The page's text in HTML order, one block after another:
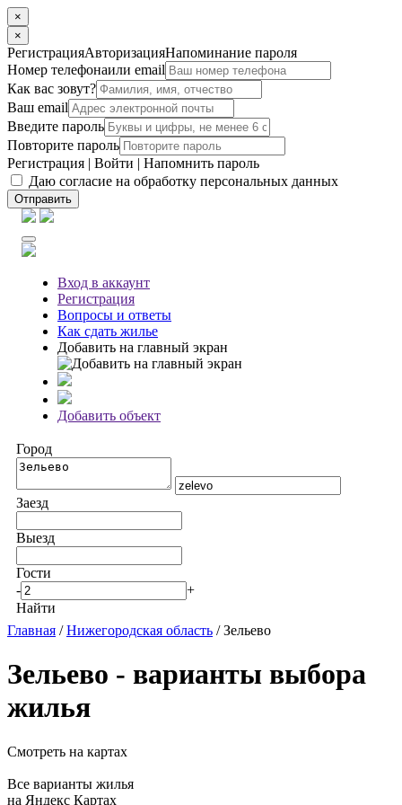
×
×
РегистрацияАвторизацияНапоминание пароля
Номер телефонаили email
Как вас зовут?
Ваш email
Введите пароль
Повторите пароль
Регистрация | Войти | Напомнить пароль
Даю согласие на обработку персональных данных
Отправить
Вход в аккаунт
Регистрация
Вопросы и ответы
Как сдать жилье
Добавить на главный экран
Добавить объект
Город
Заезд
Выезд
Гости
-
+
Найти
Главная /Нижегородская область / Зельево
Зельево - варианты выбора
жилья
Смотреть на картах
Все варианты жилья
на Яндекс Картах